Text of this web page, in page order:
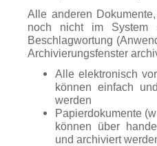
Alle anderen
noch nicht im System
Beschlagwortung
Archivierungsfenster
Alle elektronisch
können einfach
werden
Papierdokumente
können über
und archiviert